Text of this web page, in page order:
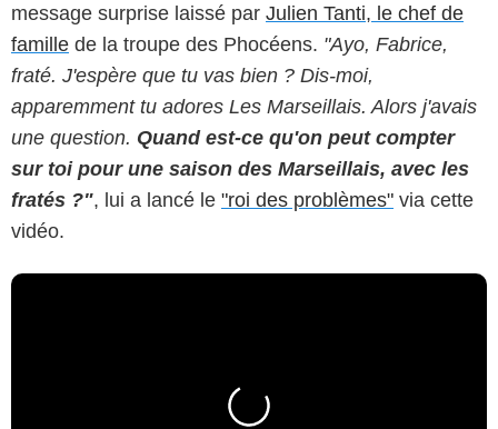
message surprise laissé par Julien Tanti, le chef de
famille de la troupe des Phocéens. "Ayo, Fabrice,
fraté. J'espère que tu vas bien ? Dis-moi,
apparemment tu adores Les Marseillais. Alors j'avais
une question. Quand est-ce qu'on peut compter
sur toi pour une saison des Marseillais, avec les
fratés ?", lui a lancé le "roi des problèmes" via cette
vidéo.